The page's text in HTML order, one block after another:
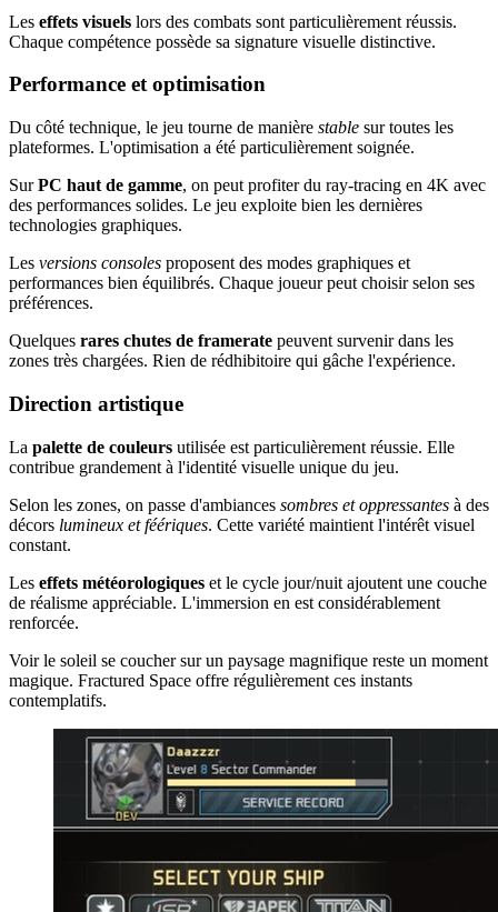
Les effets visuels lors des combats sont particulièrement réussis.
Chaque compétence possède sa signature visuelle distinctive.
Performance et optimisation
Du côté technique, le jeu tourne de manière stable sur toutes les
plateformes. L'optimisation a été particulièrement soignée.
SurPC haut de gamme, on peut profiter du ray-tracing en 4K avec
des performances solides. Le jeu exploite bien les dernières
technologies graphiques.
Les versions consoles proposent des modes graphiques et
performances bien équilibrés. Chaque joueur peut choisir selon ses
préférences.
Quelques rares chutes de framerate peuvent survenir dans les
zones très chargées. Rien de rédhibitoire qui gâche l'expérience.
Direction artistique
La palette de couleurs utilisée est particulièrement réussie. Elle
contribue grandement à l'identité visuelle unique du jeu.
Selon les zones, on passe d'ambiances sombres et oppressantes à des
décors lumineux et féériques. Cette variété maintient l'intérêt visuel
constant.
Les effets météorologiques et le cycle jour/nuit ajoutent une couche
de réalisme appréciable. L'immersion en est considérablement
renforcée.
Voir le soleil se coucher sur un paysage magnifique reste un moment
magique. Fractured Space offre régulièrement ces instants
contemplatifs.